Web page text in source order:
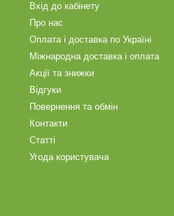
Вхід до кабінету
Про нас
Оплата і доставка по Україні
Міжнародна доставка і оплата
Акції та знижки
Відгуки
Повернення та обмін
Контакти
Статті
Угода користувача